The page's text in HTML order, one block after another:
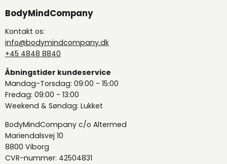
BodyMindCompany
Kontakt os:
info@bodymindcompany.dk
+45 4848 8840
Åbningstider kundeservice
Mandag-Torsdag: 09:00 - 15:00
Fredag: 09:00 - 13:00
Weekend & Søndag: Lukket
BodyMindCompany c/o Altermed
Mariendalsvej 10
8800 Viborg
CVR-nummer: 42504831